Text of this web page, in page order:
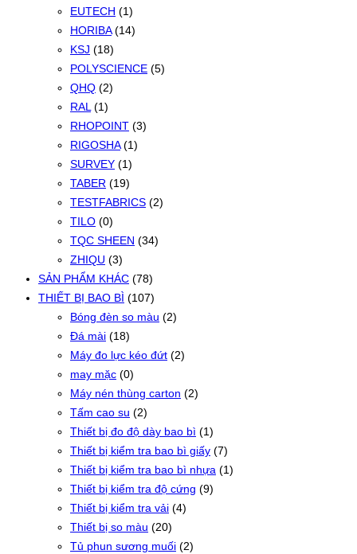
EUTECH (1)
HORIBA (14)
KSJ (18)
POLYSCIENCE (5)
QHQ (2)
RAL (1)
RHOPOINT (3)
RIGOSHA (1)
SURVEY (1)
TABER (19)
TESTFABRICS (2)
TILO (0)
TQC SHEEN (34)
ZHIQU (3)
SẢN PHẨM KHÁC (78)
THIẾT BỊ BAO BÌ (107)
Bóng đèn so màu (2)
Đá mài (18)
Máy đo lực kéo đứt (2)
may mặc (0)
Máy nén thùng carton (2)
Tấm cao su (2)
Thiết bị đo độ dày bao bì (1)
Thiết bị kiểm tra bao bì giấy (7)
Thiết bị kiểm tra bao bì nhựa (1)
Thiết bị kiểm tra độ cứng (9)
Thiết bị kiểm tra vải (4)
Thiết bị so màu (20)
Tủ phun sương muối (2)